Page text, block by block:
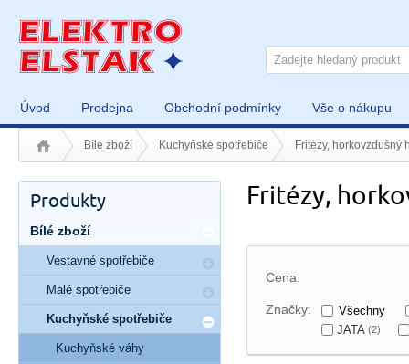
Úvod Prodejna Obchodní podmínky Vše o nákupu
Bílé zboží Kuchyňské spotřebiče Fritézy, horkovzdušný
Fritézy,
Cena:
Značky:
Všechny
JATA (2)
Produkty
Bílé zboží
Vestavné spotřebiče
Malé spotřebiče
Kuchyňské spotřebiče
Kuchyňské váhy